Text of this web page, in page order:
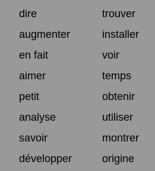
dire
trouver
augmenter
installer
en fait
voir
aimer
temps
petit
obtenir
analyse
utiliser
savoir
montrer
développer
origine